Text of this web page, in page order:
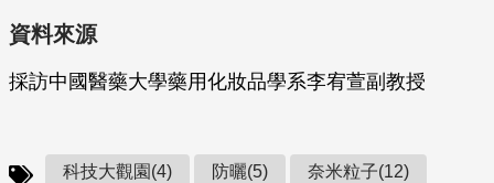
資料來源
採訪中國醫藥大學藥用化妝品學系李宥萱副教授
科技大觀園(4) 防曬(5) 奈米粒子(12)